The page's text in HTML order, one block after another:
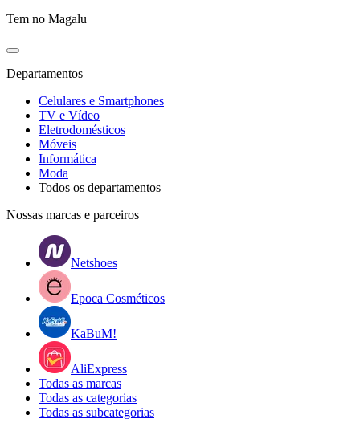
Tem no Magalu
Departamentos
Celulares e Smartphones
TV e Vídeo
Eletrodomésticos
Móveis
Informática
Moda
Todos os departamentos
Nossas marcas e parceiros
Netshoes
Epoca Cosméticos
KaBuM!
AliExpress
Todas as marcas
Todas as categorias
Todas as subcategorias